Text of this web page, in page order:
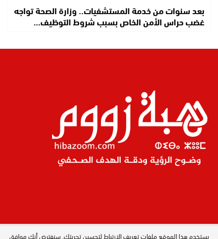
بعد سنوات من خدمة المستشفيات.. وزارة الصحة تواجه
غضب حراس الأمن الخاص بسبب شروط التوظيف…
يستخدم هذا الموقع ملفات تعريف الارتباط لتحسين تجربتك. سنفترض أنك موافق